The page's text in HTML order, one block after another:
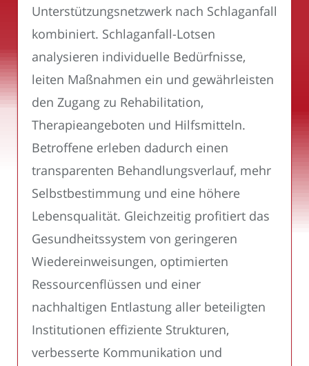
Unterstützungsnetzwerk nach Schlaganfall
kombiniert. Schlaganfall-Lotsen
analysieren individuelle Bedürfnisse,
leiten Maßnahmen ein und gewährleisten
den Zugang zu Rehabilitation,
Therapieangeboten und Hilfsmitteln.
Betroffene erleben dadurch einen
transparenten Behandlungsverlauf, mehr
Selbstbestimmung und eine höhere
Lebensqualität. Gleichzeitig profitiert das
Gesundheitssystem von geringeren
Wiedereinweisungen, optimierten
Ressourcenflüssen und einer
nachhaltigen Entlastung aller beteiligten
Institutionen effiziente Strukturen,
verbesserte Kommunikation und